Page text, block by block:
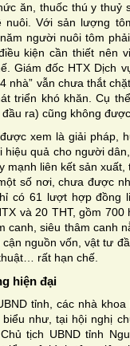
ăn, thuốc thú y thuỷ
nuôi. Với sản lượng
người nuôi tôm
kiện cần thiết nên
Giám đốc HTX Dịch
nhà” vẫn chưa thắt
triển khó khăn. Cụ
ra) cũng không
xem là giải pháp,
hiệu quả cho người
mạnh liên kết sản
số nơi, chưa được
có 61 lượt hợp đồng
và 20 THT, gồm
canh, siêu thâm canh
nguồn vốn, vật tư
rất hạn chế.
hiện đại
tỉnh, các nhà
như, tại hội nghị
tịch UBND tỉnh